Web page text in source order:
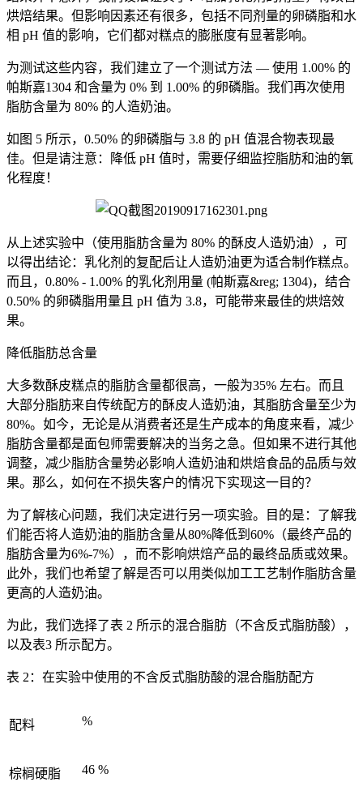
烘焙结果。但影响因素还有很多，包括不同剂量的卵磷脂和水
相 pH 值的影响，它们都对糕点的膨胀度有显著影响。
为测试这些内容，我们建立了一个测试方法 — 使用 1.00% 的
帕斯嘉1304 和含量为 0% 到 1.00% 的卵磷脂。我们再次使用
脂肪含量为 80% 的人造奶油。
如图 5 所示，0.50% 的卵磷脂与 3.8 的 pH 值混合物表现最
佳。但是请注意：降低 pH 值时，需要仔细监控脂肪和油的氧
化程度！
从上述实验中（使用脂肪含量为 80% 的酥皮人造奶油），可
以得出结论：乳化剂的复配后让人造奶油更为适合制作糕点。
而且，0.80% - 1.00% 的乳化剂用量 (帕斯嘉&reg; 1304)，结合
0.50% 的卵磷脂用量且 pH 值为 3.8，可能带来最佳的烘焙效
果。
降低脂肪总含量
大多数酥皮糕点的脂肪含量都很高，一般为35% 左右。而且
大部分脂肪来自传统配方的酥皮人造奶油，其脂肪含量至少为
80%。如今，无论是从消费者还是生产成本的角度来看，减少
脂肪含量都是面包师需要解决的当务之急。但如果不进行其他
调整，减少脂肪含量势必影响人造奶油和烘焙食品的品质与效
果。那么，如何在不损失客户的情况下实现这一目的？
为了解核心问题，我们决定进行另一项实验。目的是：了解我
们能否将人造奶油的脂肪含量从80%降低到60%（最终产品的
脂肪含量为6%-7%），而不影响烘焙产品的最终品质或效果。
此外，我们也希望了解是否可以用类似加工工艺制作脂肪含量
更高的人造奶油。
为此，我们选择了表 2 所示的混合脂肪（不含反式脂肪酸），
以及表3 所示配方。
表 2：在实验中使用的不含反式脂肪酸的混合脂肪配方
配料 %
棕榈硬脂 46 %